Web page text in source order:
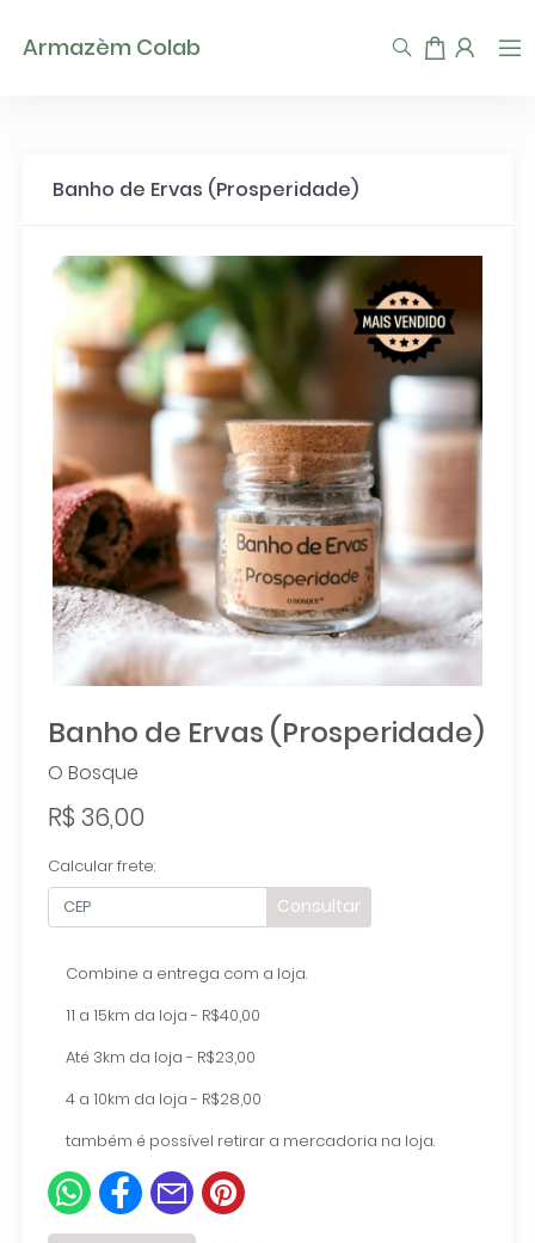
Armazèm Colab
Banho de Ervas (Prosperidade)
Banho de Ervas (Prosperidade)
O Bosque
R$ 36,00
Calcular frete:
Consultar
Combine a entrega com a loja.
11 a 15km da loja - R$40,00
Até 3km da loja - R$23,00
4 a 10km da loja - R$28,00
também é possível retirar a mercadoria na loja.